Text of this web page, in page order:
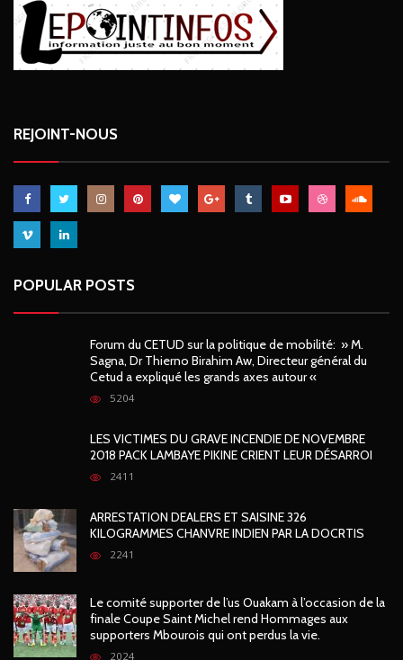
REJOINT-NOUS
POPULAR POSTS
Forum du CETUD sur la politique de mobilité: » M.
Sagna, Dr Thierno Birahim Aw, Directeur général du
Cetud a expliqué les grands axes autour «
5204
LES VICTIMES DU GRAVE INCENDIE DE NOVEMBRE
2018 PACK LAMBAYE PIKINE CRIENT LEUR DÉSARROI
2411
ARRESTATION DEALERS ET SAISINE 326
KILOGRAMMES CHANVRE INDIEN PAR LA DOCRTIS
2241
Le comité supporter de l’us Ouakam à l’occasion de la
finale Coupe Saint Michel rend Hommages aux
supporters Mbourois qui ont perdus la vie.
2024